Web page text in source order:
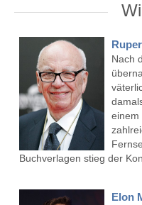
Nach
einem
Buchverlagen stieg der
Elon